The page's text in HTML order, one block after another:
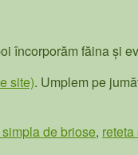
încorporăm făina și
site). Umplem pe
simpla de briose,